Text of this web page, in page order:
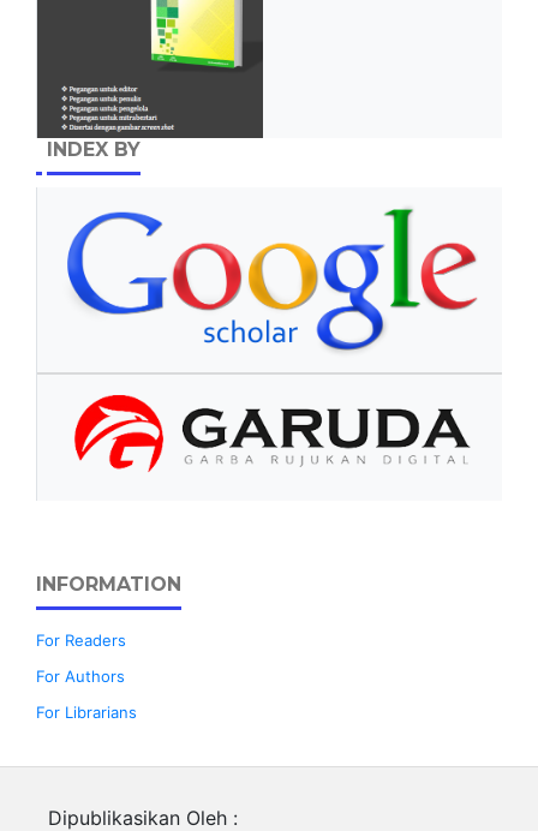
INDEX BY
INFORMATION
For Readers
For Authors
For Librarians
Dipublikasikan Oleh :